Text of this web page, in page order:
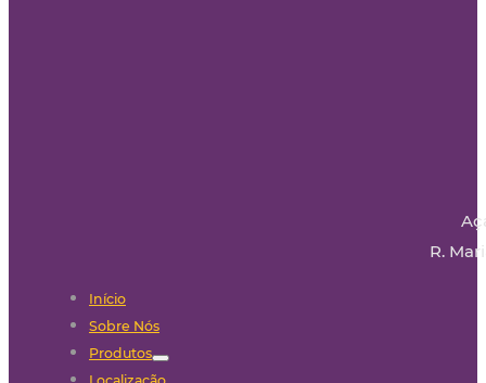
R.
Início
Sobre Nós
Produtos